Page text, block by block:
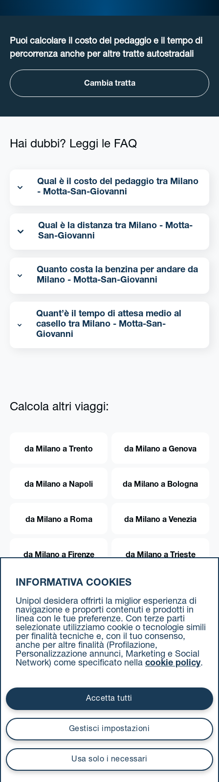
Puoi calcolare il costo del pedaggio e il tempo di
percorrenza anche per altre tratte autostradali
Cambia tratta
Hai dubbi? Leggi le FAQ
Qual è il costo del pedaggio tra Milano
- Motta-San-Giovanni
Qual è la distanza tra Milano - Motta-
San-Giovanni
Quanto costa la benzina per andare da
Milano - Motta-San-Giovanni
Quant’è il tempo di attesa medio al
casello tra Milano - Motta-San-
Giovanni
Calcola altri viaggi:
da Milano a Trento da Milano a Genova
da Milano a Napoli da Milano a Bologna
da Milano a Roma da Milano a Venezia
da Milano a Firenze da Milano a Trieste
Documenti contrattuali
Via Stalingrado 37 - 40128 Bologna
Tel 051 5077111 - Fax 051 375349
unipolmove@pec.unipol.it
C.F. 03506831209 e P. IVA 03740811207 R.E.A. 524585
UnipolTech S.p.A.
I prezzi si intendono compresi di IVA
INFORMATIVA COOKIES
Unipol desidera offrirti la miglior esperienza di
navigazione e proporti contenuti e prodotti in
linea con le tue preferenze. Con terze parti
selezionate utilizziamo cookie o tecnologie simili
per finalità tecniche e, con il tuo consenso,
anche per altre finalità (Profilazione,
Personalizzazione annunci, Marketing e Social
Network) come specificato nella cookie policy.
Usa solo i necessari
Gestisci impostazioni
Accetta tutti